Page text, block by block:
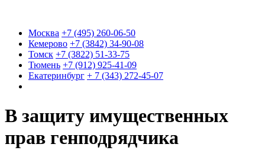
Москва +7 (495) 260-06-50
Кемерово +7 (3842) 34-90-08
Томск +7 (3822) 51-33-75
Тюмень +7 (912) 925-41-09
Екатеринбург + 7 (343) 272-45-07
В защиту имущественных
прав генподрядчика